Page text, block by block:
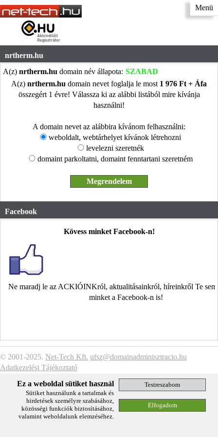
Menü
nrtherm.hu
A(z) nrtherm.hu domain név állapota: SZABAD
A(z) nrtherm.hu domain nevet foglalja le most 1 976 Ft + Áfa
összegért 1 évre! Válassza ki az alábbi listából mire kívánja
használni!
A domain nevet az alábbira kívánom felhasználni:
weboldalt, webtárhelyet kívánok létrehozni
levelezni szeretnék
domaint parkoltatni, domaint fenntartani szeretném
Facebook
Kövess minket Facebook-n!
Ne maradj le az ACKIÓINKról, aktualitásainkról, híreinkről Te
minket a Facebook-n is!
© 2001-2025. Net-Tech Kft. ufsz@domainadminisztracio.hu
Adatkezelési Tájékoztató
Ez a weboldal sütiket használ
Sütiket használunk a tartalmak és
hirdetések személyre szabásához,
közösségi funkciók biztosításához,
valamint weboldalunk elemzéséhez.